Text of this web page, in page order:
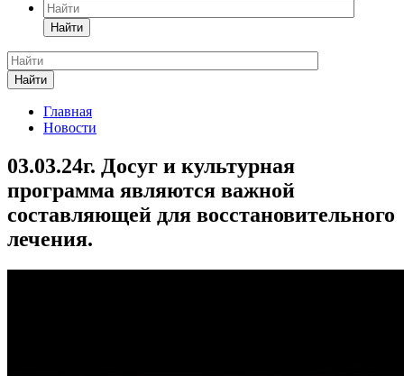
Найти
Найти
Главная
Новости
03.03.24г. Досуг и культурная
программа являются важной
составляющей для восстановительного
лечения.